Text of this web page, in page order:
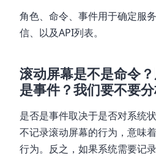
角色、命令、事件用于确定服
信、以及API列表。
滚动屏幕是不是命令
是事件？我们要不要
是否是事件取决于是否对系统
不记录滚动屏幕的行为，意味
行为。反之，如果系统需要记